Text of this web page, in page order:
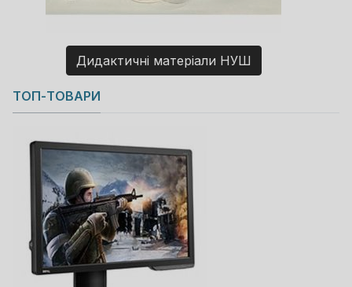
Дидактичні матеріали НУШ
Copyright MAXXmarketing GmbH
JoomShopping Download & Support
ТОП-ТОВАРИ